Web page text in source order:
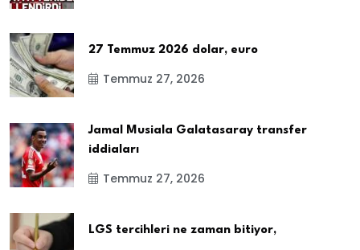
27 Temmuz 2026 dolar, euro
Temmuz 27, 2026
Jamal Musiala Galatasaray transfer
iddiaları
Temmuz 27, 2026
LGS tercihleri ne zaman bitiyor,